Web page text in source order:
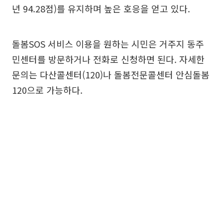
년 94.28점)를 유지하며 높은 호응을 얻고 있다.
돌봄SOS 서비스 이용을 원하는 시민은 거주지 동주
민센터를 방문하거나 전화로 신청하면 된다. 자세한
문의는 다산콜센터(120)나 돌봄전문콜센터 안심돌봄
120으로 가능하다.